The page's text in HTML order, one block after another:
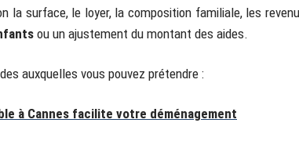
la surface, le loyer, la composition familiale, les
ou un ajustement du montant des aides.
auxquelles vous pouvez prétendre :
à Cannes facilite votre déménagement